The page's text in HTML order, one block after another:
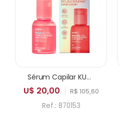
Sérum Capilar KUNDAL Progen Double Bonding Violet Muguet 50ml
U$ 20,00 R$ 105,60
Ref.: 870153